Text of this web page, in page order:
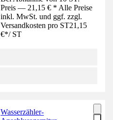
Preis — 21,15 € * Alle Preise
inkl. MwSt. und ggf. zzgl.
Versandkosten pro ST21,15
€*/ ST
Wasserzähler-